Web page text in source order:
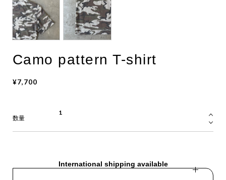
Camo pattern T-shirt
¥7,700
数量
International shipping available